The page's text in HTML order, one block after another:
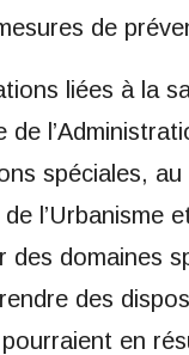
de
liées à la
de
spéciales, au
l’Urbanisme
domaines
des
en